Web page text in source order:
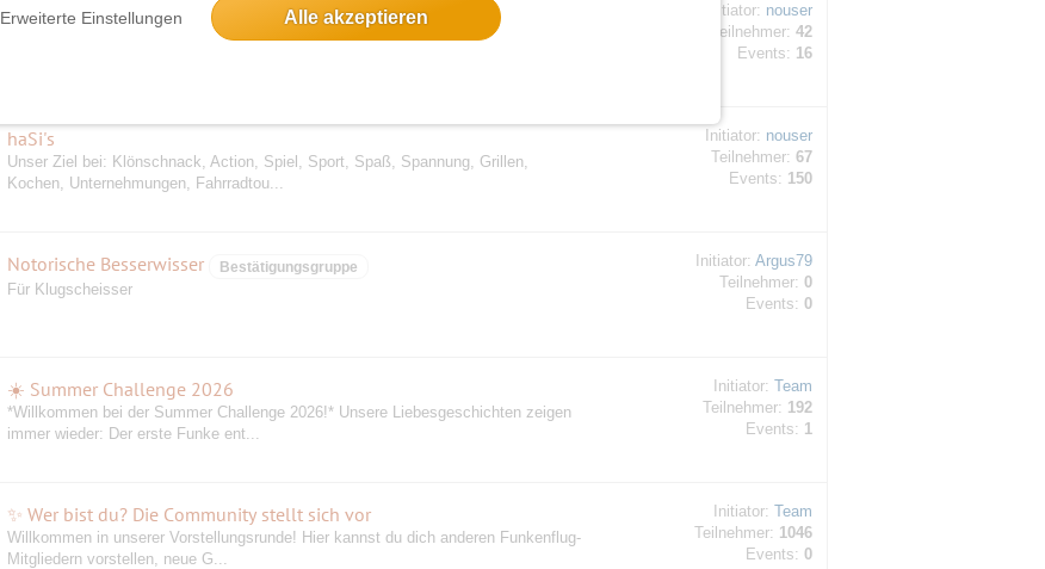
Erweiterte Einstellungen Alle akzeptieren
Gemeinsam unterwegs
Diese Gruppe ist für alle die einfach ab und zu sich mit ein paar neuen Gesichtern
Initiator: nouser
Teilnehmer: 42
Events: 16
haSi's
Unser Ziel bei: Klönschnack, Action, Spiel, Sport, Spaß, Spannung, Grillen,
Kochen, Unternehmungen, Fahrradtou...
Initiator: nouser
Teilnehmer: 67
Events: 150
Notorische Besserwisser Bestätigungsgruppe
Für Klugscheisser
Initiator: Argus79
Teilnehmer: 0
Events: 0
☀️ Summer Challenge 2026
️*Willkommen bei der Summer Challenge 2026!* Unsere Liebesgeschichten zeigen
immer wieder: Der erste Funke ent...
Initiator: Team
Teilnehmer: 192
Events: 1
✨ Wer bist du? Die Community stellt sich vor
Willkommen in unserer Vorstellungsrunde! Hier kannst du dich anderen Funkenflug-
Mitgliedern vorstellen, neue G...
Initiator: Team
Teilnehmer: 1046
Events: 0